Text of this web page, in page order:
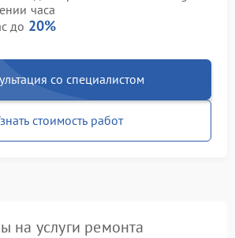
часа
до 20%
со специалистом
стоимость работ
на услуги ремонта